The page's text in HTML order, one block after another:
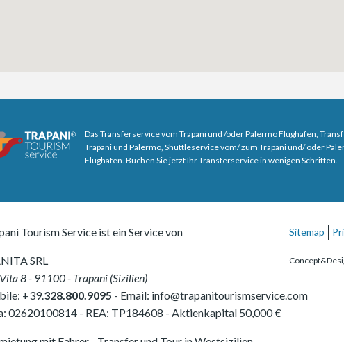
Das Transferservice vom Trapani und /oder Palermo Flughafen,
Trapani und Palermo, Shuttleservice vom/ zum Trapani und/ oder
Flughafen. Buchen Sie jetzt Ihr Transferservice in wenigen Schritten.
Tourism Service ist ein Service von
SRL
8- 91100- Trapani (Sizilien)
+39.328.800.9095 - Email: info@trapanitourismservice.com
02620100814 - REA: TP184608 - Aktienkapital 50,000 €
Sitemap